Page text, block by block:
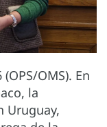
OMS). En
la
Uruguay,